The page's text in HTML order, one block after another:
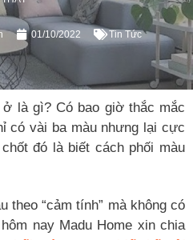
01/10/2022 Tin Tức
ở là gì? Có bao giờ thắc mắc
có vài ba màu nhưng lại cực
đó là biết cách phối màu
theo “cảm tính” mà không có
nay Madu Home xin chia